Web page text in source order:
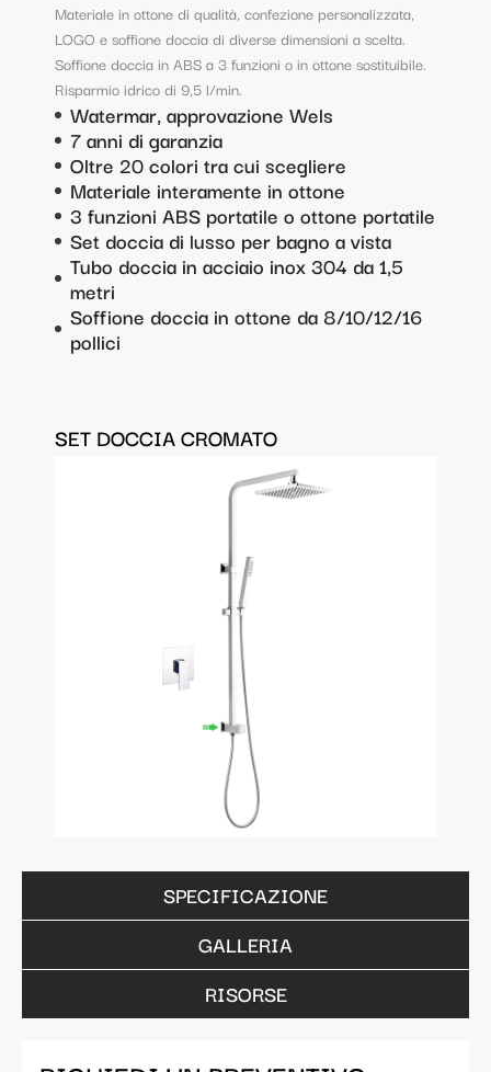
SPECIFICAZIONE
GALLERIA
RISORSE
Materiale in ottone di qualità, confezione personalizzata,
LOGO e soffione doccia di diverse dimensioni a scelta.
Soffione doccia in ABS a 3 funzioni o in ottone sostituibile.
Risparmio idrico di 9,5 l/min.
Watermar, approvazione Wels
7 anni di garanzia
Oltre 20 colori tra cui scegliere
Materiale interamente in ottone
3 funzioni ABS portatile o ottone portatile
Set doccia di lusso per bagno a vista
Tubo doccia in acciaio inox 304 da 1,5
metri
Soffione doccia in ottone da 8/10/12/16
pollici
SET DOCCIA CROMATO